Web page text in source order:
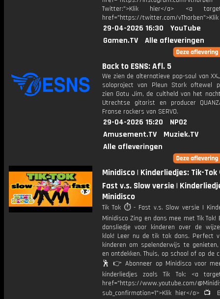
Twitter:">Klik hier</a> <a
href="https://twitter.com/
29-04-2026 16:30
YouTube
Gamen.TV
Alle afleveringen
Back to ESNS: Afl. 5
We zien de alternatieve pop-soul van
soloproject van Pleun Stork oftewel
zien Gotu Jim, de cultheld van het
Utrechtse gitarist en producer
Franse rockers van SERVO.
29-04-2026 15:20
NPO2
Amusement.TV
Muziek.TV
Alle afleveringen
Minidisco | Kinderliedjes: Tik-
Fast v.s. Slow versie |
Minidisco
Tik Tok ⏱️ - Fast v.s. Slow versie |
Minidisco Zing en dans mee met Tik Tok!
dansliedje voor kinderen over de
klok! Leer nu de tik tok dans. Perfect
kinderen om spelenderwijs te
en ontdekken. Thuis, op school of op de
🕺 👉 Abonneer op Minidisco voor
kinderliedjes zoals Tik Tok: <a
href="https://www.youtube.com/
sub_confirmation=1">Klik hier</a> 📺